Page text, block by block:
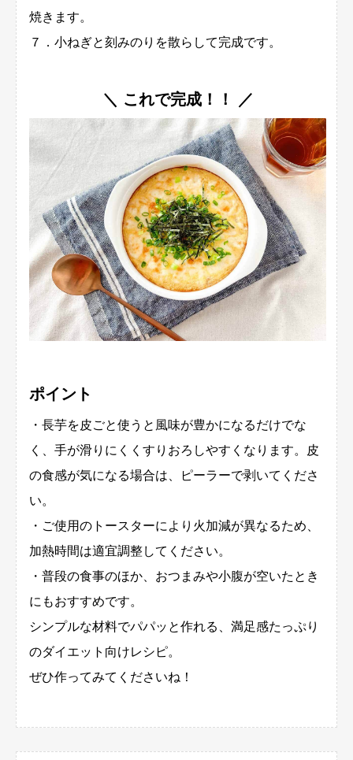
焼きます。
７．小ねぎと刻みのりを散らして完成です。
＼ これで完成！！ ／
ポイント
・長芋を皮ごと使うと風味が豊かになるだけでな
く、手が滑りにくくすりおろしやすくなります。皮
の食感が気になる場合は、ピーラーで剥いてくださ
い。
・ご使用のトースターにより火加減が異なるため、
加熱時間は適宜調整してください。
・普段の食事のほか、おつまみや小腹が空いたとき
にもおすすめです。
シンプルな材料でパパッと作れる、満足感たっぷり
のダイエット向けレシピ。
ぜひ作ってみてくださいね！